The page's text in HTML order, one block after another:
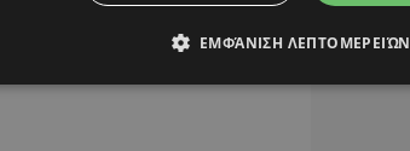
ΕΜΦΆΝΙΣΗ ΛΕΠΤΟΜΕΡΕΙΏΝ